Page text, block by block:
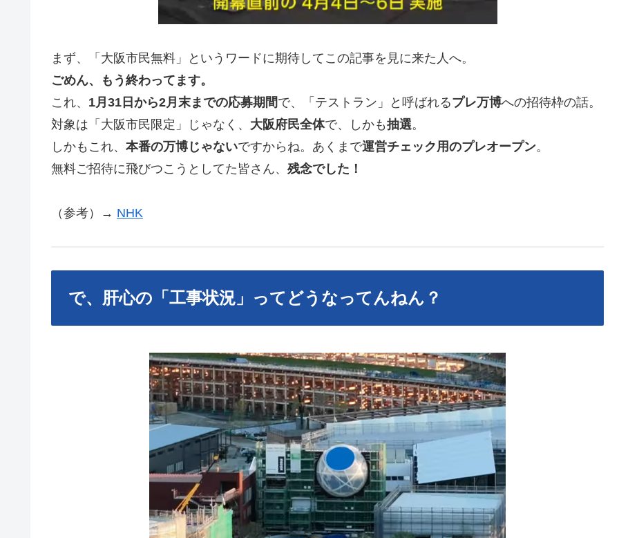
まず、「大阪市民無料」というワードに期待してこの記事を見に来た人へ。
ごめん、もう終わってます。
これ、 1月31日から2月末までの応募期間で、「テストラン」と呼ばれるプレ万博への招待枠の話。
対象は「大阪市民限定」じゃなく、 大阪府民全体で、しかも抽選。
しかもこれ、 本番の万博じゃないですからね。あくまで運営チェック用のプレオープン。
無料ご招待に飛びつこうとしてた皆さん、 残念でした！
（参考）→ NHK
で、肝心の「工事状況」ってどうなってんねん？